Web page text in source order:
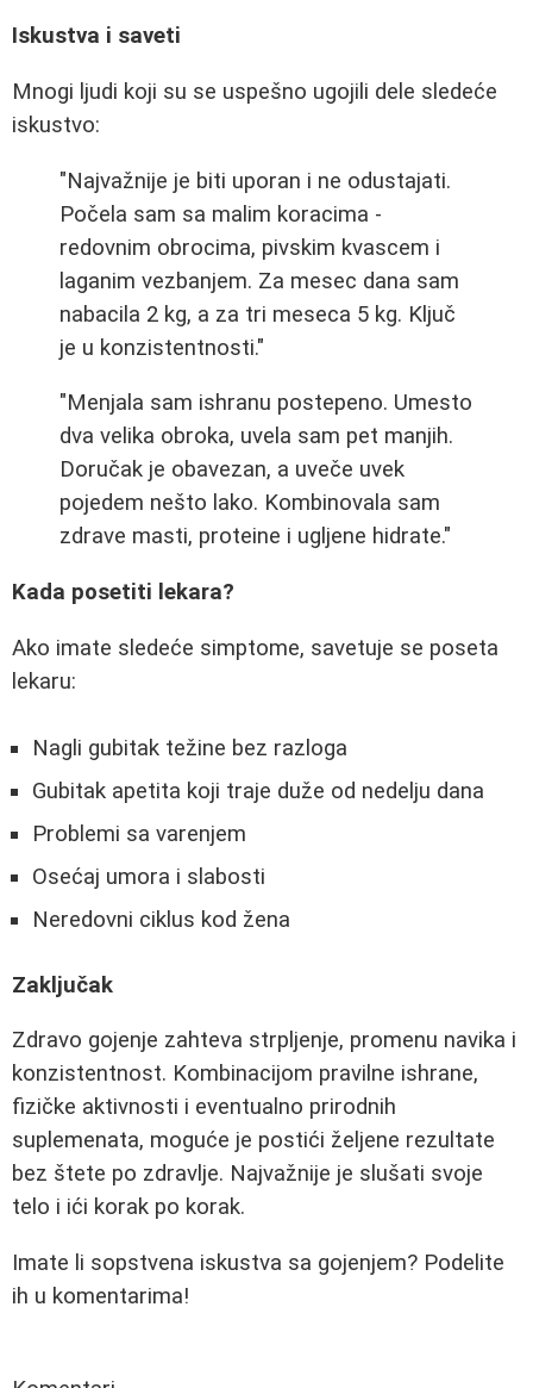
Iskustva i saveti
Mnogi ljudi koji su se uspešno ugojili dele sledeće
iskustvo:
"Najvažnije je biti uporan i ne odustajati.
Počela sam sa malim koracima -
redovnim obrocima, pivskim kvascem i
laganim vezbanjem. Za mesec dana sam
nabacila 2 kg, a za tri meseca 5 kg. Ključ
je u konzistentnosti."
"Menjala sam ishranu postepeno. Umesto
dva velika obroka, uvela sam pet manjih.
Doručak je obavezan, a uveče uvek
pojedem nešto lako. Kombinovala sam
zdrave masti, proteine i ugljene hidrate."
Kada posetiti lekara?
Ako imate sledeće simptome, savetuje se poseta
lekaru:
Nagli gubitak težine bez razloga
Gubitak apetita koji traje duže od nedelju dana
Problemi sa varenjem
Osećaj umora i slabosti
Neredovni ciklus kod žena
Zaključak
Zdravo gojenje zahteva strpljenje, promenu navika i
konzistentnost. Kombinacijom pravilne ishrane,
fizičke aktivnosti i eventualno prirodnih
suplemenata, moguće je postići željene rezultate
bez štete po zdravlje. Najvažnije je slušati svoje
telo i ići korak po korak.
Imate li sopstvena iskustva sa gojenjem? Podelite
ih u komentarima!